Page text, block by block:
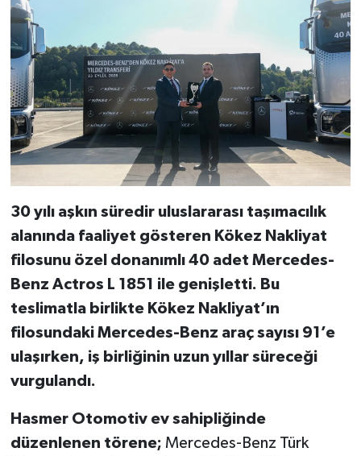
30 yılı aşkın süredir uluslararası taşımacılık
alanında faaliyet gösteren Kökez Nakliyat
filosunu özel donanımlı 40 adet Mercedes-
Benz Actros L 1851 ile genişletti. Bu
teslimatla birlikte Kökez Nakliyat’ın
filosundaki Mercedes-Benz araç sayısı 91’e
ulaşırken, iş birliğinin uzun yıllar süreceği
vurguland ı.
Hasmer Otomotiv ev sahipliğinde
düzenlenen törene; Mercedes-Benz Türk